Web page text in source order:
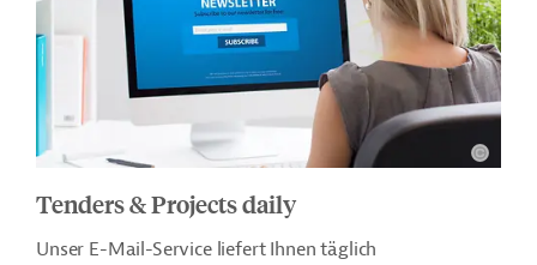
Tenders & Projects daily
Unser E-Mail-Service liefert Ihnen täglich